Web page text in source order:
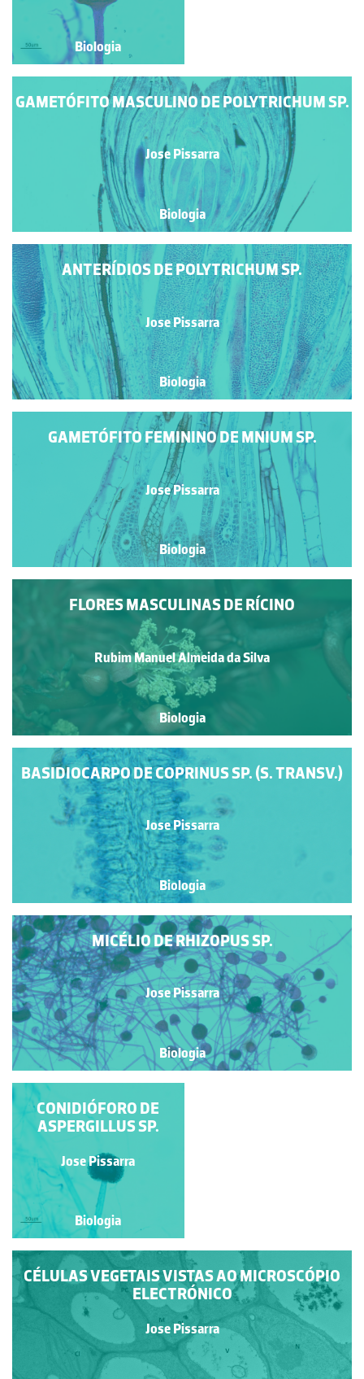
Biologia
GAMETÓFITO MASCULINO DE POLYTRICHUM SP.
Jose Pissarra
Biologia
ANTERÍDIOS DE POLYTRICHUM SP.
Jose Pissarra
Biologia
GAMETÓFITO FEMININO DE MNIUM SP.
Jose Pissarra
Biologia
FLORES MASCULINAS DE RÍCINO
Rubim Manuel Almeida da Silva
Biologia
BASIDIOCARPO DE COPRINUS SP. (S. TRANSV.)
Jose Pissarra
Biologia
MICÉLIO DE RHIZOPUS SP.
Jose Pissarra
Biologia
Biologia
CLEISTOTÉCIOS DE
ASPERGILLUS SP.
Jose Pissarra
Biologia
CONIDIÓFORO DE
ASPERGILLUS SP.
Jose Pissarra
Biologia
CÉLULAS VEGETAIS VISTAS AO MICROSCÓPIO
ELECTRÓNICO
Jose Pissarra